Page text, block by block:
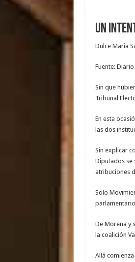
Un
Dulce Maria
Fuente:
Sin que
Tribunal
En esta
las dos
Sin explicar
Diputados se
atribuciones
Solo
De Morena y
la coalición
Allá